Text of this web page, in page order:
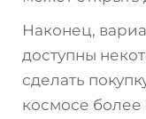
Наконец,
доступны
сделать
космосе